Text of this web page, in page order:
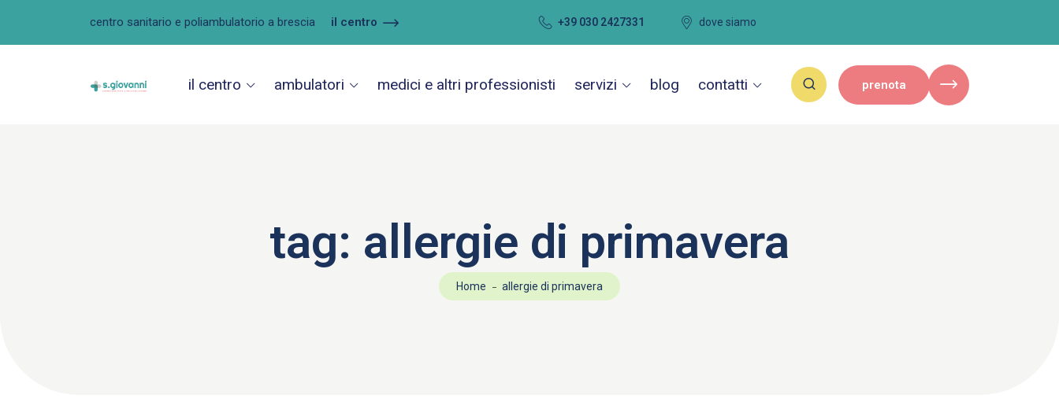
centro sanitario e poliambulatorio a brescia il centro +39 030 2427331 dove siamo
il centro ambulatori medici e altri professionisti servizi blog contatti prenota
tag: allergie di primavera
Home allergie di primavera